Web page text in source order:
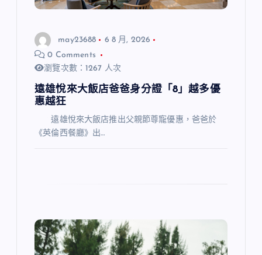
may23688
6 8 月, 2026
0 Comments
瀏覽次數：1267 人次
遠雄悅來大飯店爸爸身分證「8」越多優
惠越狂
遠雄悅來大飯店推出父親節尊寵優惠，爸爸於
《英倫西餐廳》出…